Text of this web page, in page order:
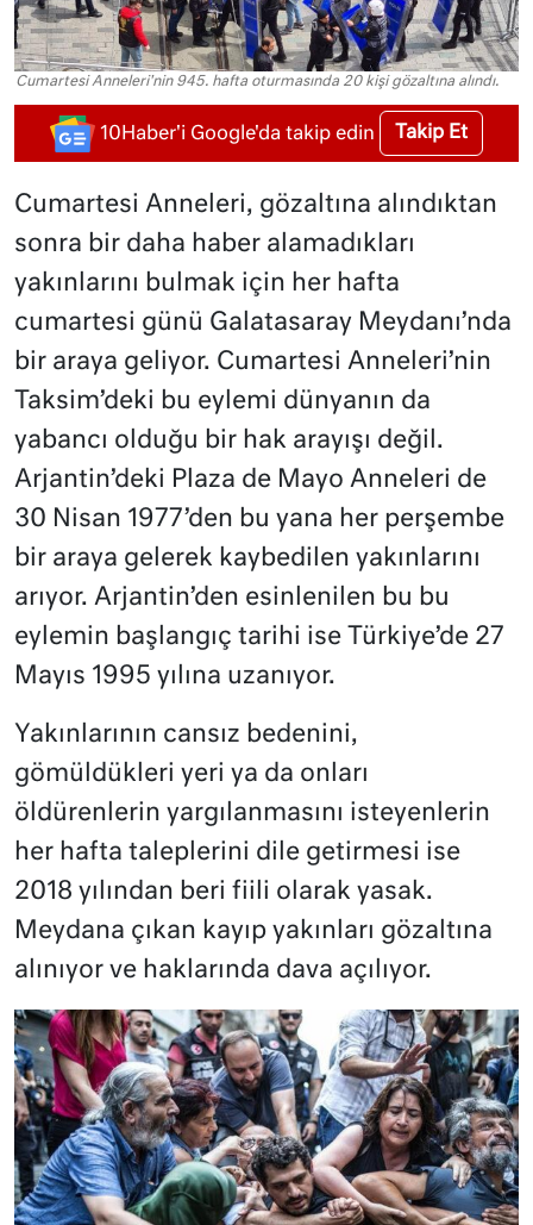
Cumartesi Anneleri'nin 945. hafta oturmasında 20 kişi gözaltına alındı.
10Haber'i Google'da takip edin Takip Et
Cumartesi Anneleri, gözaltına alındıktan
sonra bir daha haber alamadıkları
yakınlarını bulmak için her hafta
cumartesi günü Galatasaray Meydanı’nda
bir araya geliyor. Cumartesi Anneleri’nin
Taksim’deki bu eylemi dünyanın da
yabancı olduğu bir hak arayışı değil.
Arjantin’deki Plaza de Mayo Anneleri de
30 Nisan 1977’den bu yana her perşembe
bir araya gelerek kaybedilen yakınlarını
arıyor. Arjantin’den esinlenilen bu bu
eylemin başlangıç tarihi ise Türkiye’de 27
Mayıs 1995 yılına uzanıyor.
Yakınlarının cansız bedenini,
gömüldükleri yeri ya da onları
öldürenlerin yargılanmasını isteyenlerin
her hafta taleplerini dile getirmesi ise
2018 yılından beri fiili olarak yasak.
Meydana çıkan kayıp yakınları gözaltına
alınıyor ve haklarında dava açılıyor.